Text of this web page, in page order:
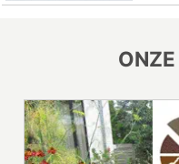
ONZE